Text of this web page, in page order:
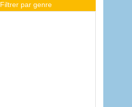
Filtrer par genre